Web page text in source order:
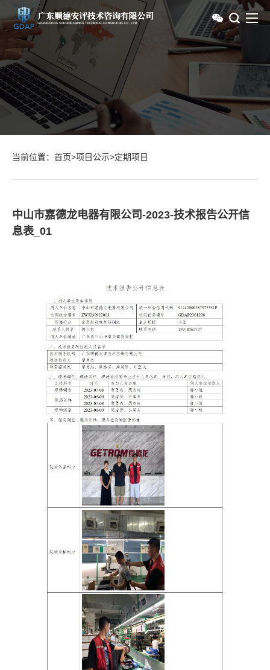
当前位置： 首页>项目公示>定期项目
中山市嘉德龙电器有限公司-2023-技术报告公开信
息表_01